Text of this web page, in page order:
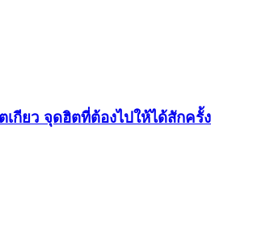
เกียว จุดฮิตที่ต้องไปให้ได้สักครั้ง